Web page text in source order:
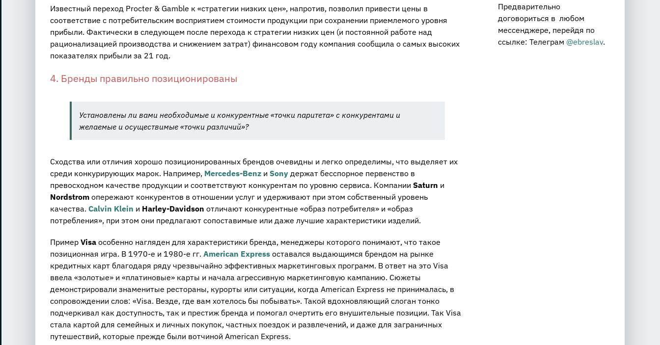
Известный переход Procter & Gamble к «стратегии низких цен», напротив, позволил привести цены в
соответствие с потребительским восприятием стоимости продукции при сохранении приемлемого уровня
прибыли. Фактически в следующем после перехода к стратегии низких цен (и постоянной работе над
рационализацией производства и снижением затрат) финансовом году компания сообщила о самых высоких
показателях прибыли за 21 год.
4. Бренды правильно позиционированы
Установлены ли вами необходимые и конкурентные «точки паритета» с конкурентами и
желаемые и осуществимые «точки различий»?
Сходства или отличия хорошо позиционированных брендов очевидны и легко определимы, что выделяет их
среди конкурирующих марок. Например, Mercedes-Benz и Sony держат бесспорное первенство в
превосходном качестве продукции и соответствуют конкурентам по уровню сервиса. Компании Saturn и
Nordstrom опережают конкурентов в отношении услуг и удерживают при этом собственный уровень
качества. Calvin Klein и Harley-Davidson отличают конкурентные «образ потребителя» и «образ
потребления», при этом они предлагают сопоставимые или даже лучшие характеристики изделий.
Пример Visa особенно нагляден для характеристики бренда, менеджеры которого понимают, что такое
позиционная игра. В 1970-е и 1980-е гг. American Express оставался выдающимся брендом на рынке
кредитных карт благодаря ряду чрезвычайно эффективных маркетинговых программ. В ответ на это Visa
ввела «золотые» и «платиновые» карты и начала агрессивную маркетинговую кампанию. Сюжеты
демонстрировали знаменитые рестораны, курорты или ситуации, когда American Express не принималась, в
сопровождении слов: «Visa. Везде, где вам хотелось бы побывать». Такой вдохновляющий слоган тонко
подчеркивал как доступность, так и престиж бренда и помогал очертить его внушительные позиции. Так Visa
стала картой для семейных и личных покупок, частных поездок и развлечений, и даже для заграничных
путешествий, которые прежде были вотчиной American Express.
Предварительно
договориться в любом
мессенджере, перейдя по
ссылке: Телеграм @ebreslav.